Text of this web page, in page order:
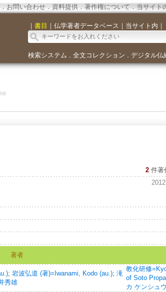
． お問い合わせ． 資料提供．著作権について．当サイト
｜ 書目 ｜ 仏学著者データベース ｜ 当サイト内 ｜
検索システム ． 全文コレクション ． デジタル仏
2 件著
著者
; 岩波弘道 (著)=Iwanami, Kodo (au.); 滝
秀雄
教化研修
of Soto
カ ケンシュウ